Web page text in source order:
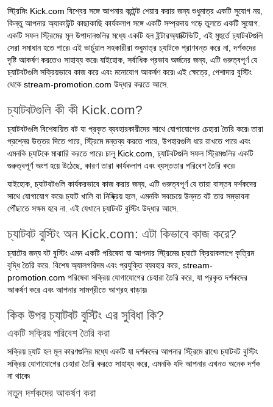
স্ট্রিমিং Kick.com বিশ্বের সঙ্গে আপনার কন্টেন্ট শেয়ার করার জন্য শুধুমাত্র একটি সুযোগ নয়,
কিন্তু আপনার অ্যাকাউন্ট কাছাকাছি কার্যকলাপ সঙ্গে একটি সম্প্রদায় গড়ে তুলতে একটি সুযোগ.
একটি সফল স্ট্রিমের মূল উপাদানগুলির মধ্যে একটি হল ইন্টারঅ্যাক্টিভিটি, এই মুহুর্তে চ্যাটবটগুলি
সেরা সমাধান হতে পারে৷ এই ভার্চুয়াল সহকারীরা শুধুমাত্র চ্যাটকে প্রাণবন্ত করে না, দর্শকদের
দৃষ্টি আকর্ষণ করতেও সাহায্য করে৷ যাইহোক, সর্বাধিক প্রভাব অর্জনের জন্য, এটি গুরুত্বপূর্ণ যে
চ্যাটবটগুলি সক্রিয়ভাবে কাজ করে এবং মনোযোগ আকর্ষণ করে৷ এই ক্ষেত্রে, পেশাদার বুস্টিং
থেকে stream-promotion.com উদ্ধার করতে আসে.
চ্যাটবটগুলি কী কী Kick.com?
চ্যাটবটগুলি বিশেষায়িত বট যা প্রকৃত ব্যবহারকারীদের সাথে যোগাযোগের চেহারা তৈরি করে৷ তারা
প্রশ্নের উত্তর দিতে পারে, স্ট্রিমে মন্তব্য করতে পারে, উপহারগুলি ধরে রাখতে পারে এবং
এমনকি চ্যাটকে মাঝারি করতে পারে৷ চালু Kick.com, চ্যাটবটগুলি সফল স্ট্রিমগুলির একটি
গুরুত্বপূর্ণ অংশ হয়ে উঠেছে, কারণ তারা কার্যকলাপ এবং ব্যস্ততার পরিবেশ তৈরি করে৷
যাইহোক, চ্যাটবটগুলি কার্যকরভাবে কাজ করার জন্য, এটি গুরুত্বপূর্ণ যে তারা বাস্তব দর্শকদের
সাথে যোগাযোগ করে৷ চ্যাট খালি বা নিষ্ক্রিয় হলে, এমনকি সবচেয়ে উন্নত বট তার সম্ভাবনা
পৌঁছাতে সক্ষম হবে না. এই যেখানে চ্যাটবট বুস্টিং উদ্ধার আসে.
চ্যাটবট বুস্টিং অন Kick.com: এটা কিভাবে কাজ করে?
চ্যাটের জন্য বট বুস্টিং এমন একটি পরিষেবা যা আপনার স্ট্রিমের চ্যাটে ক্রিয়াকলাপে কৃত্রিম
বৃদ্ধি তৈরি করে. বিশেষ অ্যালগরিদম এবং প্রযুক্তি ব্যবহার করে, stream-
promotion.com পরিষেবা সক্রিয় যোগাযোগের চেহারা তৈরি করে, যা প্রকৃত দর্শকদের
আকর্ষণ করে এবং আপনার সামগ্রীতে আগ্রহ বাড়ায়৷
কিক উপর চ্যাটবট বুস্টিং এর সুবিধা কি?
একটি সক্রিয় পরিবেশ তৈরি করা
সক্রিয় চ্যাট হল মূল কারণগুলির মধ্যে একটি যা দর্শকদের আপনার স্ট্রিমে রাখে৷ চ্যাটবট বুস্টিং
সক্রিয় যোগাযোগের চেহারা তৈরি করতে সাহায্য করে, এমনকি যদি আপনার এখনও অনেক দর্শক
না থাকে৷
নতুন দর্শকদের আকর্ষণ করা